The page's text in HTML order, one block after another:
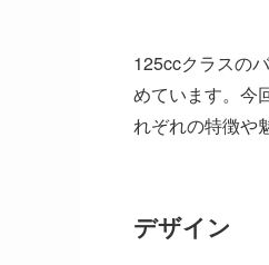
125ccクラスの
めています。今
れぞれの特徴や
デザイン